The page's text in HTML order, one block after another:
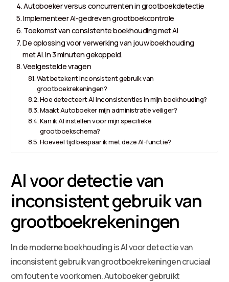
Autoboeker versus concurrenten in grootboekdetectie
Implementeer AI-gedreven grootboekcontrole
Toekomst van consistente boekhouding met AI
De oplossing voor verwerking van jouw boekhouding
met AI. In 3 minuten gekoppeld.
Veelgestelde vragen
Wat betekent inconsistent gebruik van
grootboekrekeningen?
Hoe detecteert AI inconsistenties in mijn boekhouding?
Maakt Autoboeker mijn administratie veiliger?
Kan ik AI instellen voor mijn specifieke
grootboekschema?
Hoeveel tijd bespaar ik met deze AI-functie?
AI voor detectie van
inconsistent gebruik van
grootboekrekeningen
In de moderne boekhouding is AI voor detectie van
inconsistent gebruik van grootboekrekeningen cruciaal
om fouten te voorkomen. Autoboeker gebruikt